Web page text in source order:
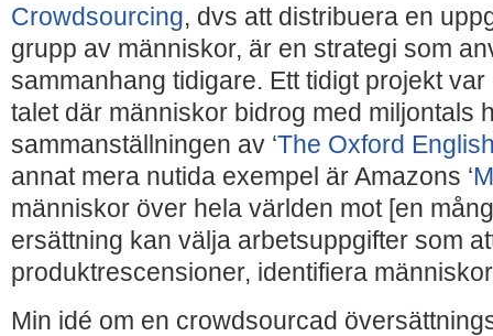
Crowdsourcing, dvs att distribuera en
grupp av människor, är en strategi som
sammanhang tidigare. Ett tidigt projekt
talet där människor bidrog med miljontals
sammanställningen av ‘The Oxford
annat mera nutida exempel är Amazons ‘
människor över hela världen mot [en
ersättning kan välja arbetsuppgifter som
produktrescensioner, identifiera
Min idé om en crowdsourcad